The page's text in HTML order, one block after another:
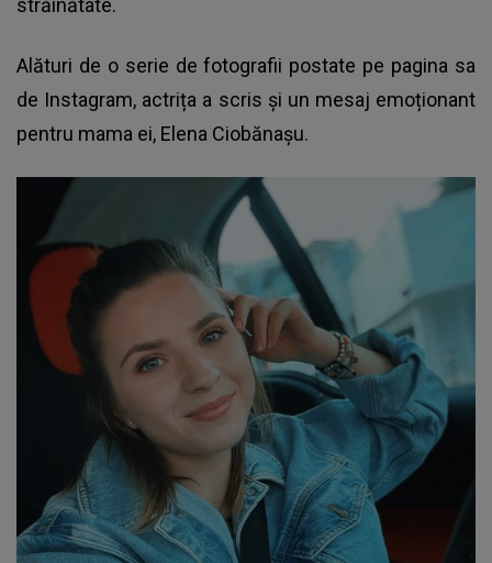
străinătate.
Alături de o serie de fotografii postate pe pagina sa
de Instagram, actrița a scris și un mesaj emoționant
pentru mama ei, Elena Ciobănașu.